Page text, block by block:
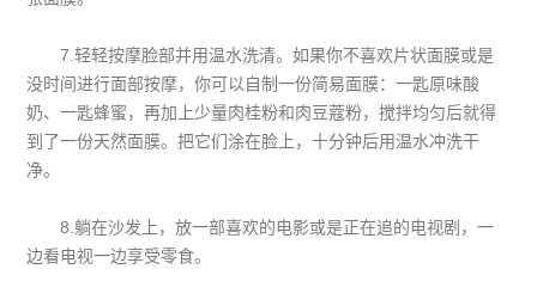
7.轻轻按摩脸部并用温水洗清。如果你不喜欢片状面膜或是
没时间进行面部按摩，你可以自制一份简易面膜：一匙原味酸
奶、一匙蜂蜜，再加上少量肉桂粉和肉豆蔻粉，搅拌均匀后就得
到了一份天然面膜。把它们涂在脸上，十分钟后用温水冲洗干
净。
8.躺在沙发上，放一部喜欢的电影或是正在追的电视剧，一
边看电视一边享受零食。